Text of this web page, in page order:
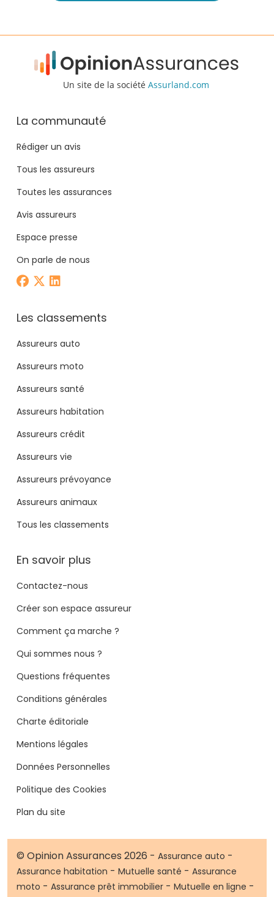
Un site de la société Assurland.com
La communauté
Rédiger un avis
Tous les assureurs
Toutes les assurances
Avis assureurs
Espace presse
On parle de nous
Les classements
Assureurs auto
Assureurs moto
Assureurs santé
Assureurs habitation
Assureurs crédit
Assureurs vie
Assureurs prévoyance
Assureurs animaux
Tous les classements
En savoir plus
Contactez-nous
Créer son espace assureur
Comment ça marche ?
Qui sommes nous ?
Questions fréquentes
Conditions générales
Charte éditoriale
Mentions légales
Données Personnelles
Politique des Cookies
Plan du site
© Opinion Assurances 2026 - Assurance auto -
Assurance habitation - Mutuelle santé - Assurance
moto - Assurance prêt immobilier - Mutuelle en ligne -